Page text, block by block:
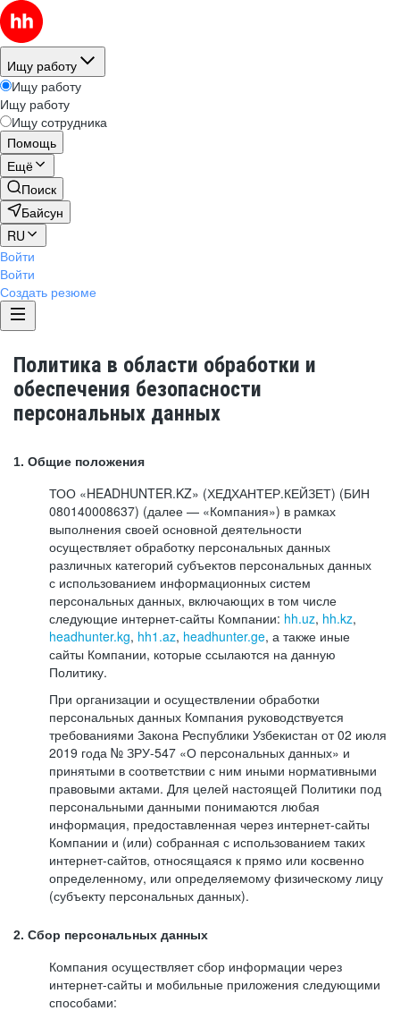
Ищу работу
Ищу работу
Ищу работу
Ищу сотрудника
Помощь
Ещё
Поиск
Байсун
RU
Войти
Войти
Создать резюме
Политика в области обработки и
обеспечения безопасности
персональных данных
1. Общие положения
ТОО «HEADHUNTER.KZ» (ХЕДХАНТЕР.КЕЙЗЕТ) (БИН
080140008637) (далее — «Компания») в рамках
выполнения своей основной деятельности
осуществляет обработку персональных данных
различных категорий субъектов персональных данных
с использованием информационных систем
персональных данных, включающих в том числе
следующие интернет-сайты Компании: hh.uz, hh.kz,
headhunter.kg, hh1.az, headhunter.ge, а также иные
сайты Компании, которые ссылаются на данную
Политику.
При организации и осуществлении обработки
персональных данных Компания руководствуется
требованиями Закона Республики Узбекистан от 02 июля
2019 года № ЗРУ-547 «О персональных данных» и
принятыми в соответствии с ним иными нормативными
правовыми актами. Для целей настоящей Политики под
персональными данными понимаются любая
информация, предоставленная через интернет-сайты
Компании и (или) собранная с использованием таких
интернет-сайтов, относящаяся к прямо или косвенно
определенному, или определяемому физическому лицу
(субъекту персональных данных).
2. Сбор персональных данных
Компания осуществляет сбор информации через
интернет-сайты и мобильные приложения следующими
способами: